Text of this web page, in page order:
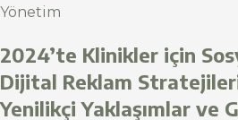
Yönetim
2024’te Klinikler için
Dijital Reklam Stratejileri
Yenilikçi Yaklaşımlar ve